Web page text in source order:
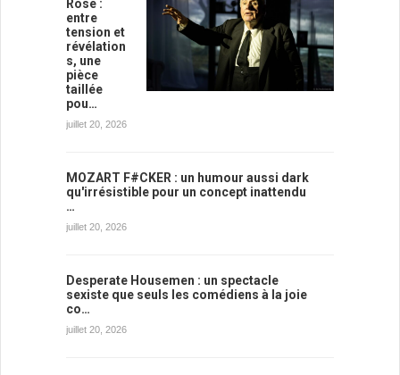
Rose :
entre
tension et
révélation
s, une
pièce
taillée
pou…
juillet 20, 2026
MOZART F#CKER : un humour aussi dark
qu'irrésistible pour un concept inattendu
…
juillet 20, 2026
Desperate Housemen : un spectacle
sexiste que seuls les comédiens à la joie
co…
juillet 20, 2026